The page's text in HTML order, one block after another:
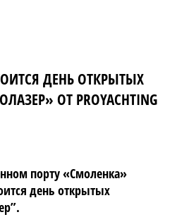
ДЕНЬ ОТКРЫТЫХ
ОТ PROYACHTING
порту «Смоленка»
день открытых